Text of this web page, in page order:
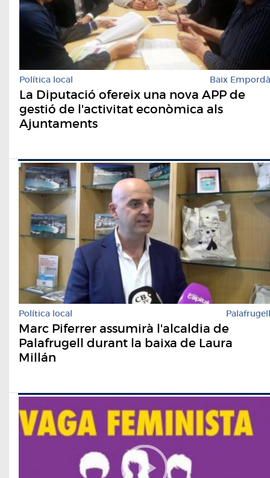
Política local Baix Empordà
La Diputació ofereix una nova APP de
gestió de l'activitat econòmica als
Ajuntaments
Política local Palafrugell
Marc Piferrer assumirà l'alcaldia de
Palafrugell durant la baixa de Laura
Millán